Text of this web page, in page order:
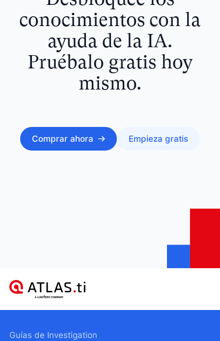
conocimientos con la
ayuda de la IA.
Pruébalo gratis hoy
mismo.
Comprar ahora Empieza gratis
Guías de Investigation